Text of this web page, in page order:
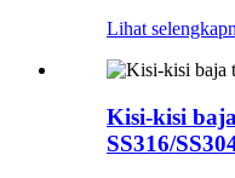
Lihat
Kisi-kisi
SS316/